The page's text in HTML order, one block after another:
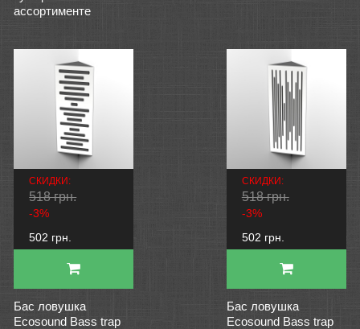
ассортименте
СКИДКИ:
518 грн.
-3%
502 грн.
Бас ловушка
Ecosound Bass trap
СКИДКИ:
518 грн.
-3%
502 грн.
Бас ловушка
Ecosound Bass trap